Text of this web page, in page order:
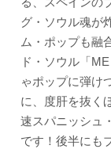
グ・ソウル魂が
ム・ポップも融
ド・ソウル「
ゃポップに弾け
に、度肝を抜く
速スパニッシュ
です！後半にも